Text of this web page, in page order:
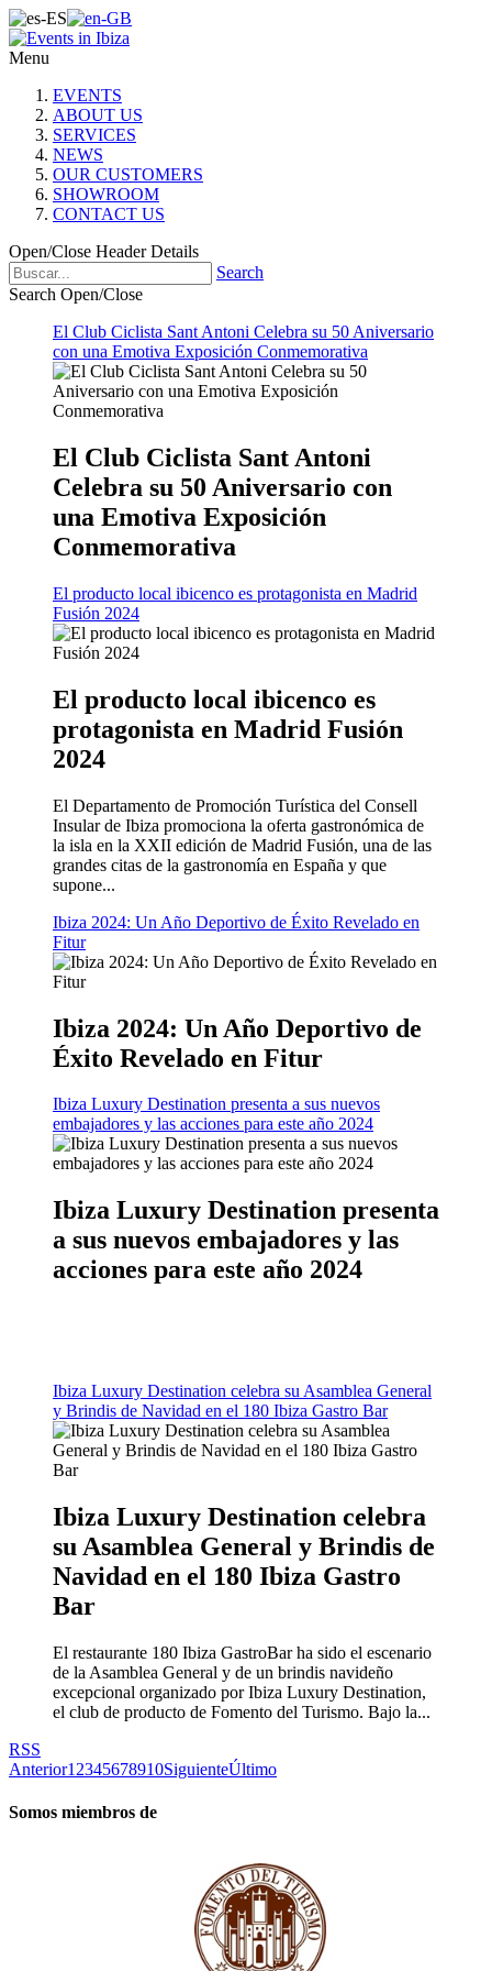
Menu
EVENTS
ABOUT US
SERVICES
NEWS
OUR CUSTOMERS
SHOWROOM
CONTACT US
Open/Close Header Details
Search
Search Open/Close
El Club Ciclista Sant Antoni Celebra su 50 Aniversario
con una Emotiva Exposición Conmemorativa
El Club Ciclista Sant Antoni
Celebra su 50 Aniversario con
una Emotiva Exposición
Conmemorativa
El producto local ibicenco es protagonista en Madrid
Fusión 2024
El producto local ibicenco es
protagonista en Madrid Fusión
2024
El Departamento de Promoción Turística del Consell
Insular de Ibiza promociona la oferta gastronómica de
la isla en la XXII edición de Madrid Fusión, una de las
grandes citas de la gastronomía en España y que
supone...
Ibiza 2024: Un Año Deportivo de Éxito Revelado en
Fitur
Ibiza 2024: Un Año Deportivo de
Éxito Revelado en Fitur
Ibiza Luxury Destination presenta a sus nuevos
embajadores y las acciones para este año 2024
Ibiza Luxury Destination presenta
a sus nuevos embajadores y las
acciones para este año 2024
Ibiza Luxury Destination celebra su Asamblea General
y Brindis de Navidad en el 180 Ibiza Gastro Bar
Ibiza Luxury Destination celebra
su Asamblea General y Brindis de
Navidad en el 180 Ibiza Gastro
Bar
El restaurante 180 Ibiza GastroBar ha sido el escenario
de la Asamblea General y de un brindis navideño
excepcional organizado por Ibiza Luxury Destination,
el club de producto de Fomento del Turismo. Bajo la...
RSS
Anterior1 2345678910SiguienteÚltimo
Somos miembros de